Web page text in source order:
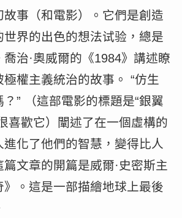
事（和電影）。它們是創造
界的出色的想法试验，總是
治·奧威爾的《1984》講述瞭
權主義統治的故事。 “仿生
” （這部電影的標題是“銀翼
喜歡它）闡述了在一個虛構的
進化了他們的智慧，變得比人
文章的開篇是威爾·史密斯主
》。這是一部描繪地球上最後